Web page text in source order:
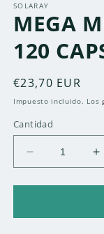
multimedia
1
en
ventana
modal
SOLARAY
MEGA
120
Precio
habitual
€23,70 EUR
Impuesto incluido. Los
Cantidad
Reducir
cantidad
para
MULTI